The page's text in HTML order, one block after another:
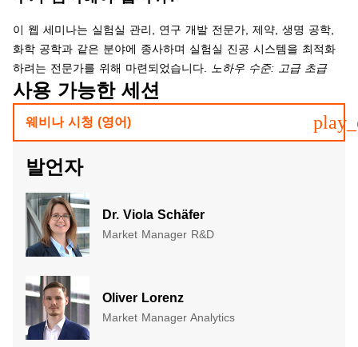
이 웹 세미나는 실험실 관리, 연구 개발 전문가, 제약, 생명 공학,
화학 공학과 같은 분야에 종사하며 실험실 진공 시스템을 최적화
하려는 전문가를 위해 마련되었습니다.
노하우 수준: 고급 초급
사용 가능한 세션
웨비나 시청 (영어)
발언자
Dr. Viola Schäfer
Market Manager R&D
Oliver Lorenz
Market Manager Analytics